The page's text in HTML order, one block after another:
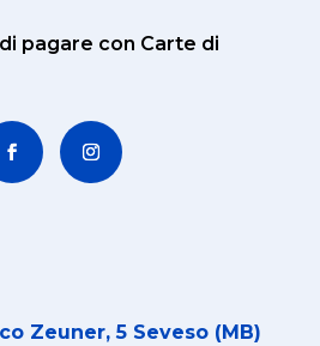
pagare con Carte di
Zeuner, 5 Seveso (MB)